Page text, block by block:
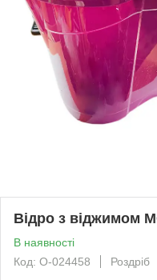
Відро з віджимом
В наявності
Код: О-024458
Роздріб